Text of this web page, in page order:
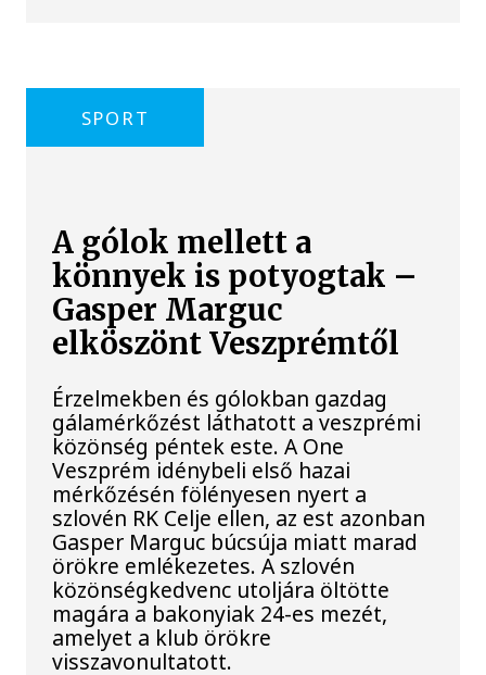
SPORT
A gólok mellett a
könnyek is potyogtak –
Gasper Marguc
elköszönt Veszprémtől
Érzelmekben és gólokban gazdag
gálamérkőzést láthatott a veszprémi
közönség péntek este. A One
Veszprém idénybeli első hazai
mérkőzésén fölényesen nyert a
szlovén RK Celje ellen, az est azonban
Gasper Marguc búcsúja miatt marad
örökre emlékezetes. A szlovén
közönségkedvenc utoljára öltötte
magára a bakonyiak 24-es mezét,
amelyet a klub örökre
visszavonultatott.